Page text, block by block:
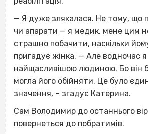
— Я дуже злякалася. Не тому, що
чи апарати — я медик, мене цим
страшно побачити, наскільки
пригадує жінка. — Але водночас я
найщасливішою людиною. Бо він
могла його обійняти. Це було
значення, – згадує Катерина.
Сам Володимир до останнього
повернеться до побратимів.